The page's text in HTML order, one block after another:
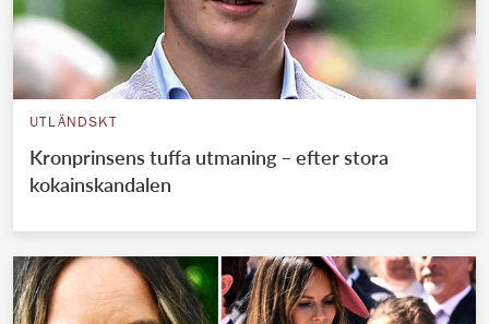
UTLÄNDSKT
Kronprinsens tuffa utmaning – efter stora
kokainskandalen